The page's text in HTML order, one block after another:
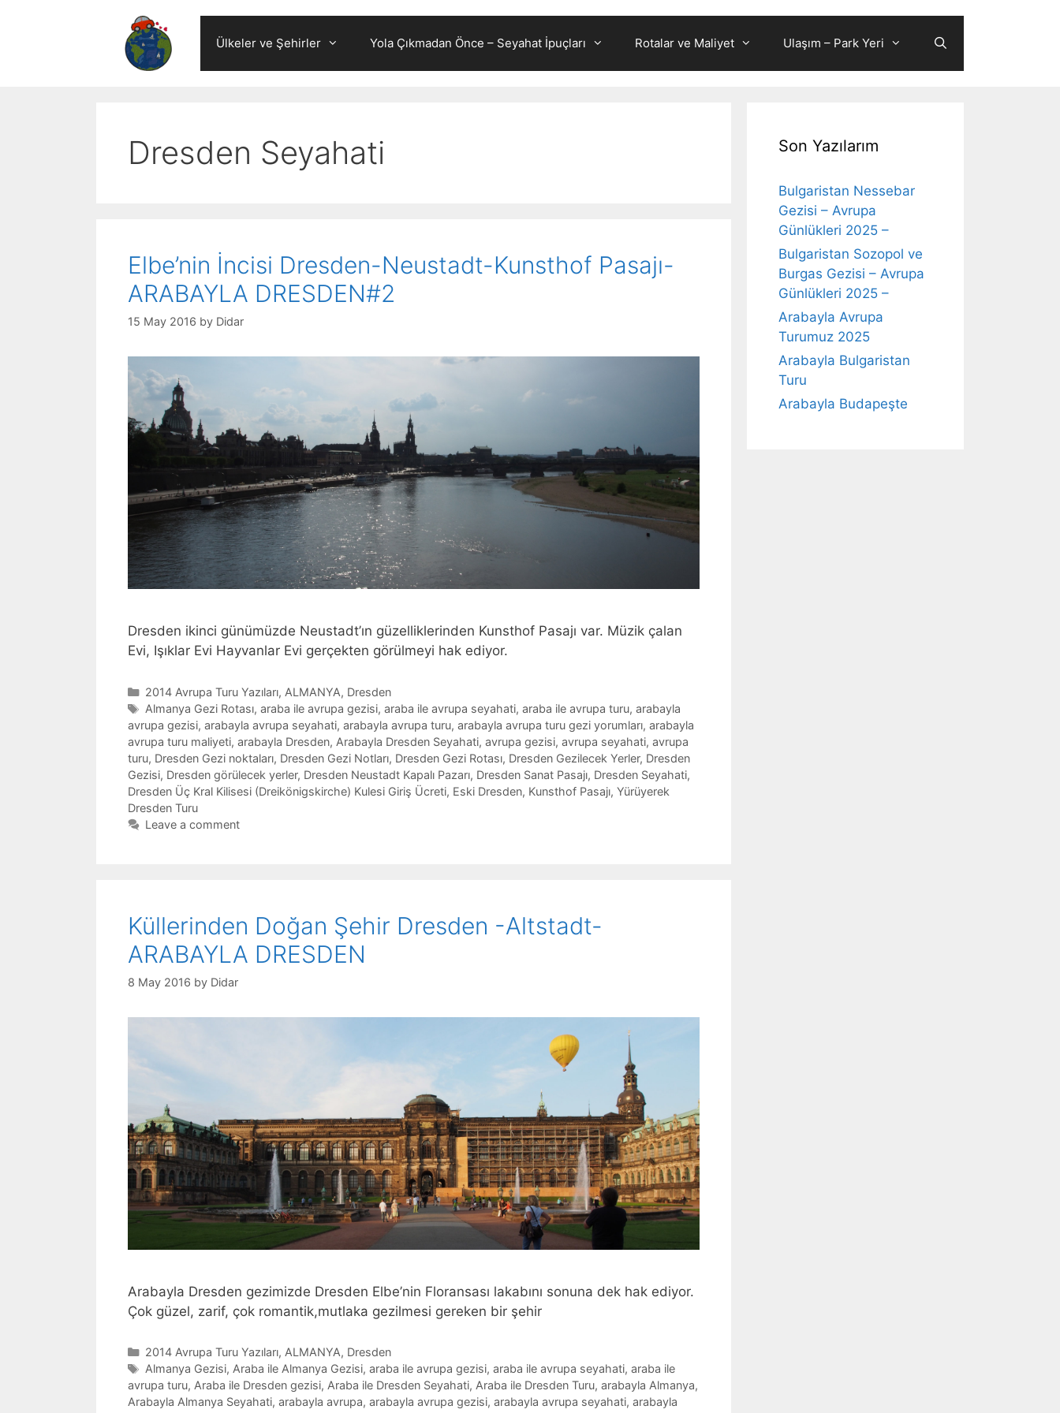
Ülkeler ve Şehirler Yola Çıkmadan Önce – Seyahat İpuçları Rotalar ve Maliyet Ulaşım – Park Yeri
Dresden Seyahati
Elbe’nin İncisi Dresden-Neustadt-Kunsthof Pasajı-
ARABAYLA DRESDEN#2
15 May 2016 by Didar
Dresden ikinci günümüzde Neustadt’ın güzelliklerinden Kunsthof Pasajı var. Müzik çalan
Evi, Işıklar Evi Hayvanlar Evi gerçekten görülmeyi hak ediyor.
Categories
2014 Avrupa Turu Yazıları, ALMANYA, Dresden
Tags
Almanya Gezi Rotası, araba ile avrupa gezisi, araba ile avrupa seyahati, araba ile avrupa turu, arabayla
avrupa gezisi, arabayla avrupa seyahati, arabayla avrupa turu, arabayla avrupa turu gezi yorumları, arabayla
avrupa turu maliyeti, arabayla Dresden, Arabayla Dresden Seyahati, avrupa gezisi, avrupa seyahati, avrupa
turu, Dresden Gezi noktaları, Dresden Gezi Notları, Dresden Gezi Rotası, Dresden Gezilecek Yerler, Dresden
Gezisi, Dresden görülecek yerler, Dresden Neustadt Kapalı Pazarı, Dresden Sanat Pasajı, Dresden Seyahati,
Dresden Üç Kral Kilisesi (Dreikönigskirche) Kulesi Giriş Ücreti, Eski Dresden, Kunsthof Pasajı, Yürüyerek
Dresden Turu
Leave a comment
Küllerinden Doğan Şehir Dresden -Altstadt-
ARABAYLA DRESDEN
8 May 2016 by Didar
Arabayla Dresden gezimizde Dresden Elbe’nin Floransası lakabını sonuna dek hak ediyor.
Çok güzel, zarif, çok romantik,mutlaka gezilmesi gereken bir şehir
Categories
2014 Avrupa Turu Yazıları, ALMANYA, Dresden
Tags
Almanya Gezisi, Araba ile Almanya Gezisi, araba ile avrupa gezisi, araba ile avrupa seyahati, araba ile
avrupa turu, Araba ile Dresden gezisi, Araba ile Dresden Seyahati, Araba ile Dresden Turu, arabayla Almanya,
Arabayla Almanya Seyahati, arabayla avrupa, arabayla avrupa gezisi, arabayla avrupa seyahati, arabayla
Son Yazılarım
Bulgaristan Nessebar
Gezisi – Avrupa
Günlükleri 2025 –
Bulgaristan Sozopol ve
Burgas Gezisi – Avrupa
Günlükleri 2025 –
Arabayla Avrupa
Turumuz 2025
Arabayla Bulgaristan
Turu
Arabayla Budapeşte